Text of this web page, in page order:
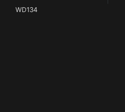
WD134